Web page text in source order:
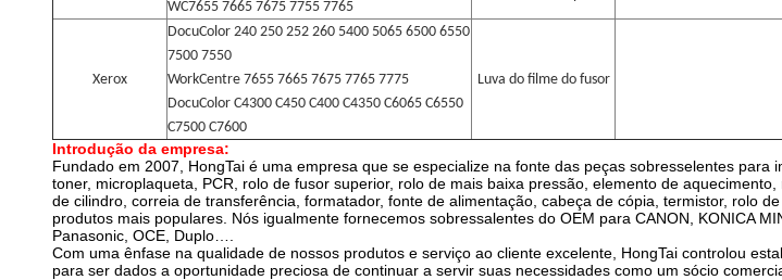
WC7655 7665 7675 7755 7765
Xerox
DocuColor 240 250 252 260 5400 5065 6500 6550
7500 7550
WorkCentre 7655 7665 7675 7765 7775
DocuColor C4300 C450 C400 C4350 C6065 C6550
C7500 C7600
Luva do filme do fusor
Introdução da empresa:
Fundado em 2007, HongTai é uma empresa que se especialize na fonte das peças sobresselentes
toner, microplaqueta, PCR, rolo de fusor superior, rolo de mais baixa pressão, elemento de
de cilindro, correia de transferência, formatador, fonte de alimentação, cabeça de cópia, termistor, rolo
produtos mais populares. Nós igualmente fornecemos sobressalentes do OEM para CANON, KONICA
Panasonic, OCE, Duplo….
Com uma ênfase na qualidade de nossos produtos e serviço ao cliente excelente, HongTai controlou
para ser dados a oportunidade preciosa de continuar a servir suas necessidades como um sócio